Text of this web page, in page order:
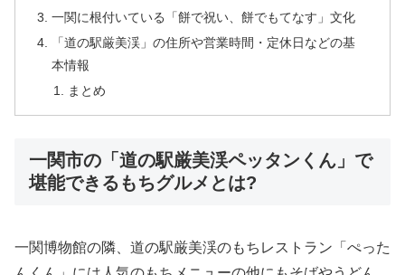
一関に根付いている「餅で祝い、餅でもてなす」文化
「道の駅厳美渓」の住所や営業時間・定休日などの基
本情報
まとめ
一関市の「道の駅厳美渓ペッタンくん」で
堪能できるもちグルメとは?
一関博物館の隣、道の駅厳美渓のもちレストラン「ぺった